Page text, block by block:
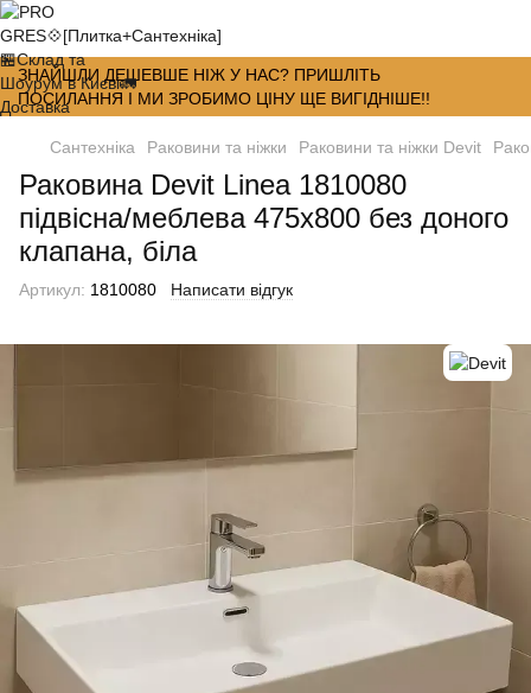
ЗНАЙШЛИ ДЕШЕВШЕ НІЖ У НАС? ПРИШЛІТЬ
ПОСИЛАННЯ І МИ ЗРОБИМО ЦІНУ ЩЕ ВИГІДНІШЕ!!
Сантехніка Раковини та ніжки Раковини та ніжки Devit
Раковина Devit Linea 1810080
підвісна/меблева 475х800 без доного
клапана, біла
Артикул: 1810080 Написати відгук